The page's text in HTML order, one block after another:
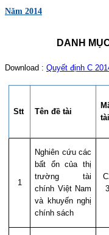
Năm 2014
DANH
Download : Quyết định C
Stt Tên đề tài
tài
1
Nghiên cứu các
bất ổn của thị
trường tài
chính Việt Nam
và khuyến nghị
chính sách